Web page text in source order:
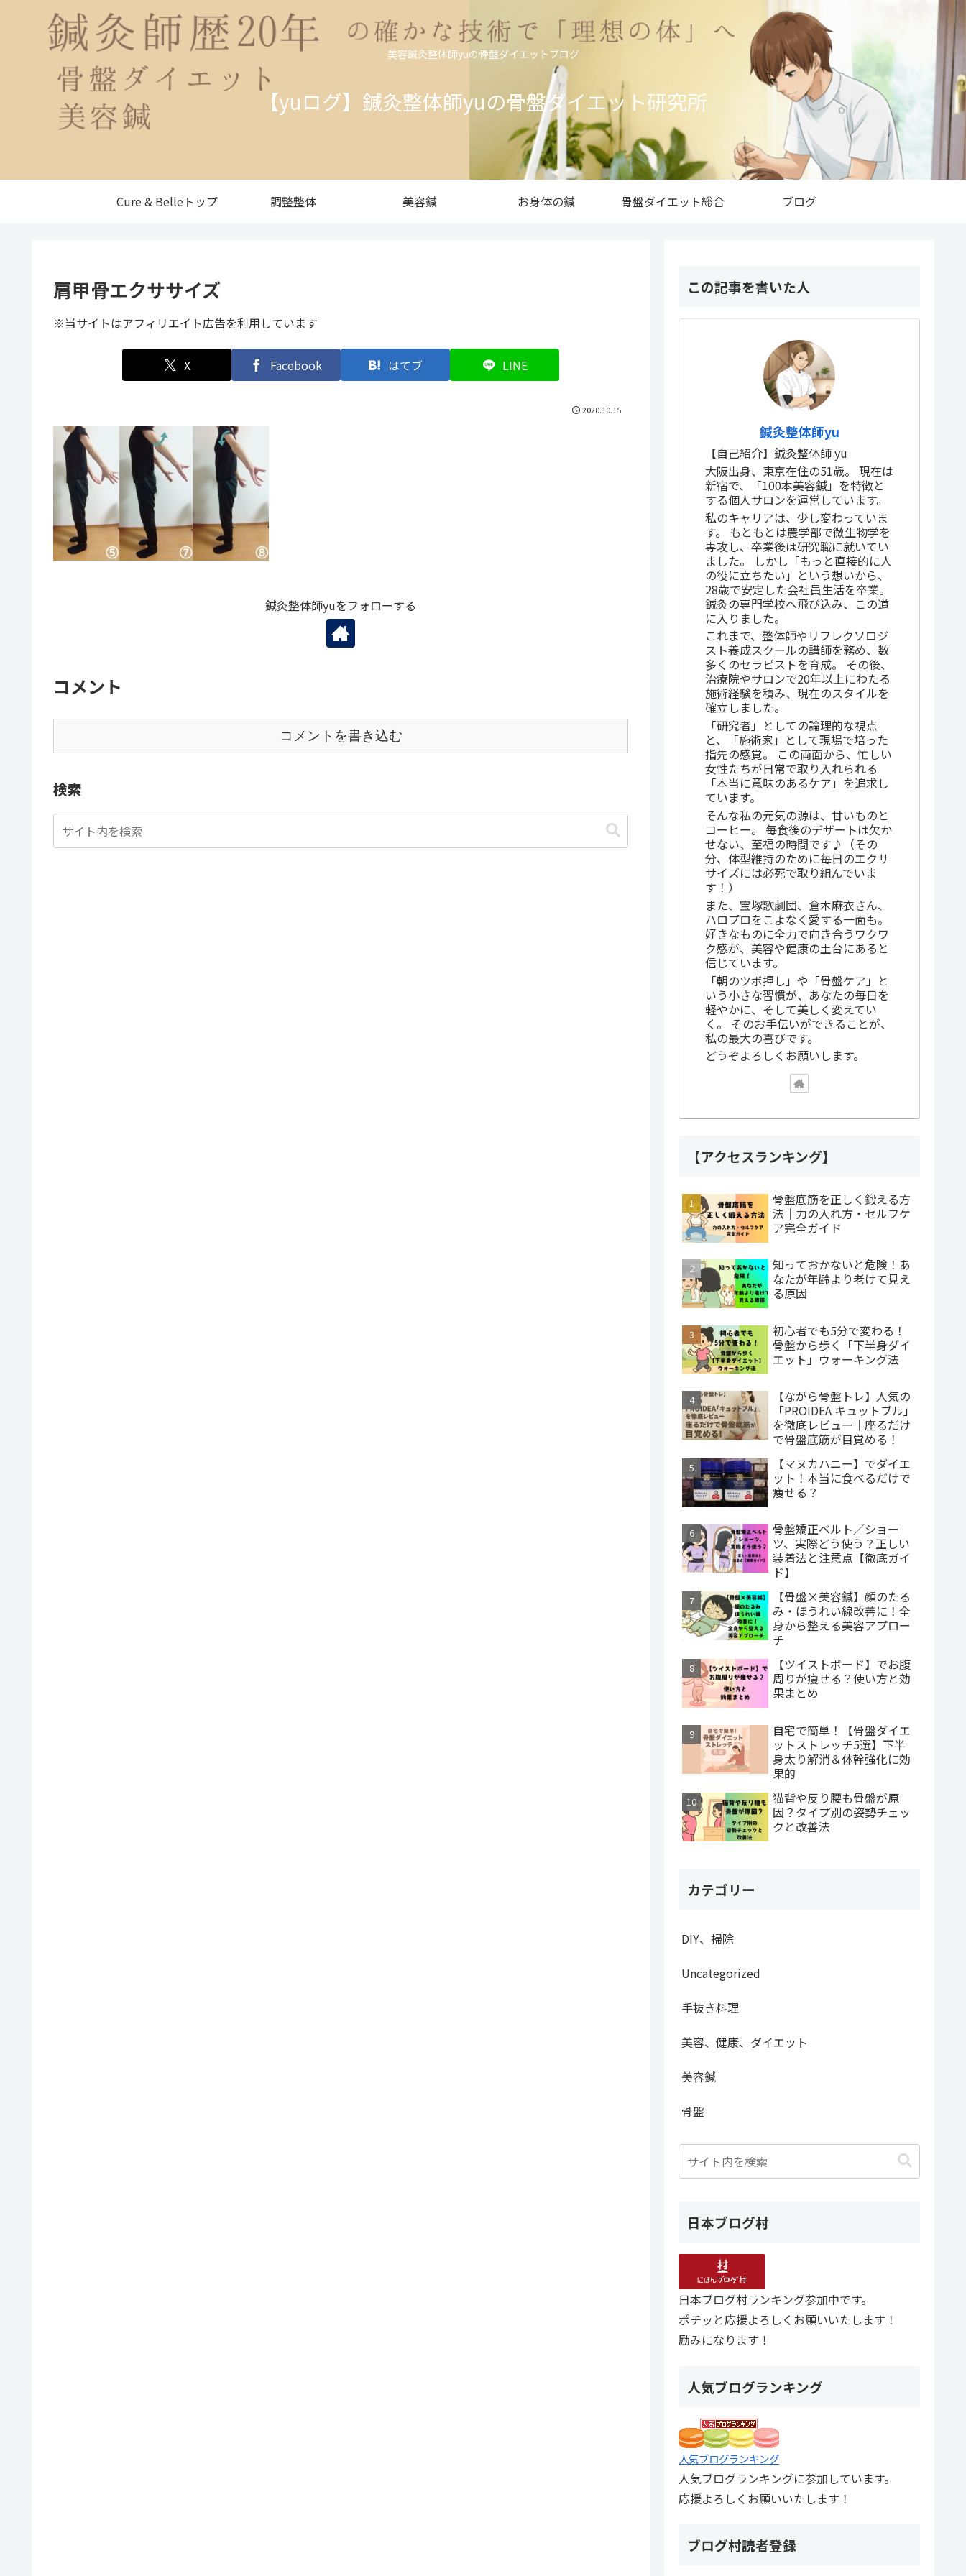
美容鍼灸整体師yuの骨盤ダイエットブログ
【yuログ】鍼灸整体師yuの骨盤ダイエット研究所
Cure & Belleトップ 調整整体 美容鍼 お身体の鍼 骨盤ダイエット総合 ブログ
肩甲骨エクササイズ
※当サイトはアフィリエイト広告を利用しています
X Facebook はてブ LINE
2020.10.15
鍼灸整体師yuをフォローする
コメント
コメントを書き込む
検索
この記事を書いた人
鍼灸整体師yu
【自己紹介】鍼灸整体師 yu
大阪出身、東京在住の51歳。 現在は
新宿で、「100本美容鍼」を特徴と
する個人サロンを運営しています。
私のキャリアは、少し変わっていま
す。 もともとは農学部で微生物学を
専攻し、卒業後は研究職に就いてい
ました。 しかし「もっと直接的に人
の役に立ちたい」という想いから、
28歳で安定した会社員生活を卒業。
鍼灸の専門学校へ飛び込み、この道
に入りました。
これまで、整体師やリフレクソロジ
スト養成スクールの講師を務め、数
多くのセラピストを育成。 その後、
治療院やサロンで20年以上にわたる
施術経験を積み、現在のスタイルを
確立しました。
「研究者」としての論理的な視点
と、「施術家」として現場で培った
指先の感覚。 この両面から、忙しい
女性たちが日常で取り入れられる
「本当に意味のあるケア」を追求し
ています。
そんな私の元気の源は、甘いものと
コーヒー。 毎食後のデザートは欠か
せない、至福の時間です♪（その
分、体型維持のために毎日のエクサ
サイズには必死で取り組んでいま
す！）
また、宝塚歌劇団、倉木麻衣さん、
ハロプロをこよなく愛する一面も。
好きなものに全力で向き合うワクワ
ク感が、美容や健康の土台にあると
信じています。
「朝のツボ押し」や「骨盤ケア」と
いう小さな習慣が、あなたの毎日を
軽やかに、そして美しく変えてい
く。 そのお手伝いができることが、
私の最大の喜びです。
どうぞよろしくお願いします。
【アクセスランキング】
骨盤底筋を正しく鍛える方
法｜力の入れ方・セルフケ
ア完全ガイド
知っておかないと危険！あ
なたが年齢より老けて見え
る原因
初心者でも5分で変わる！
骨盤から歩く「下半身ダイ
エット」ウォーキング法
【ながら骨盤トレ】人気の
「PROIDEA キュットブル」
を徹底レビュー｜座るだけ
で骨盤底筋が目覚める！
【マヌカハニー】でダイエ
ット！本当に食べるだけで
痩せる？
骨盤矯正ベルト／ショー
ツ、実際どう使う？正しい
装着法と注意点【徹底ガイ
ド】
【骨盤×美容鍼】顔のたる
み・ほうれい線改善に！全
身から整える美容アプロー
チ
【ツイストボード】でお腹
周りが痩せる？使い方と効
果まとめ
自宅で簡単！【骨盤ダイエ
ットストレッチ5選】下半
身太り解消＆体幹強化に効
果的
猫背や反り腰も骨盤が原
因？タイプ別の姿勢チェッ
クと改善法
カテゴリー
DIY、掃除
Uncategorized
手抜き料理
美容、健康、ダイエット
美容鍼
骨盤
日本ブログ村
日本ブログ村ランキング参加中です。
ポチッと応援よろしくお願いいたします！
励みになります！
人気ブログランキング
人気ブログランキング
人気ブログランキングに参加しています。
応援よろしくお願いいたします！
ブログ村読者登録